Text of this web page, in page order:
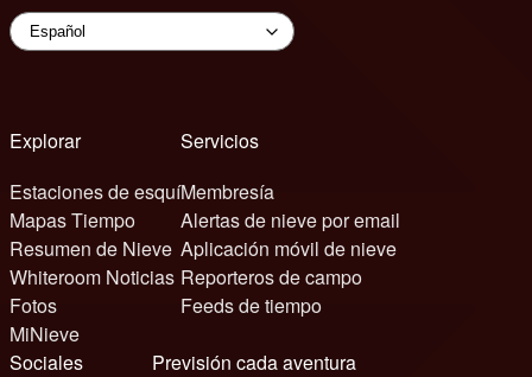
Explorar
Estaciones de esquí
Mapas Tiempo
Resumen de Nieve
Whiteroom Noticias
Fotos
MiNieve
Servicios
Membresía
Alertas de nieve por email
Aplicación móvil de nieve
Reporteros de campo
Feeds de tiempo
Sociales
Previsión cada aventura